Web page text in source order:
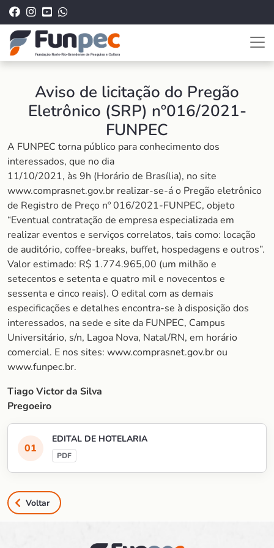
Aviso de licitação do Pregão
Eletrônico (SRP) nº016/2021-
FUNPEC
A FUNPEC torna público para conhecimento dos
interessados, que no dia
11/10/2021, às 9h (Horário de Brasília), no site
www.comprasnet.gov.br realizar-se-á o Pregão eletrônico
de Registro de Preço nº 016/2021-FUNPEC, objeto
“Eventual contratação de empresa especializada em
realizar eventos e serviços correlatos, tais como: locação
de auditório, coffee-breaks, buffet, hospedagens e outros”.
Valor estimado: R$ 1.774.965,00 (um milhão e
setecentos e setenta e quatro mil e novecentos e
sessenta e cinco reais). O edital com as demais
especificações e detalhes encontra-se à disposição dos
interessados, na sede e site da FUNPEC, Campus
Universitário, s/n, Lagoa Nova, Natal/RN, em horário
comercial. E nos sites: www.comprasnet.gov.br ou
www.funpec.br.
Tiago Victor da Silva
Pregoeiro
EDITAL DE HOTELARIA
Voltar